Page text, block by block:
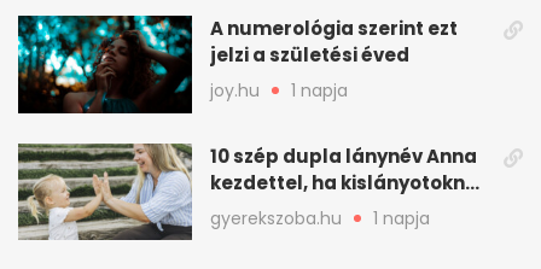
A numerológia szerint ezt
jelzi a születési éved
joy.hu 1 napja
10 szép dupla lánynév Anna
kezdettel, ha kislányotoknak
kerestek nevet
gyerekszoba.hu 1 napja